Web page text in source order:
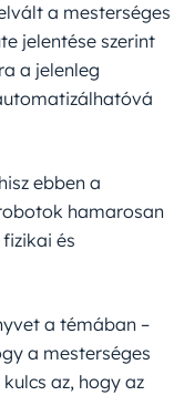
a mesterséges
jelentése szerint
a jelenleg
ebben a
hamarosan
és
a témában –
a mesterséges
az, hogy az